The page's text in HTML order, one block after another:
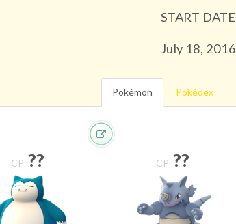
START DATE
July 18, 2016
Pokémon Pokédex
CP ?? CP ??